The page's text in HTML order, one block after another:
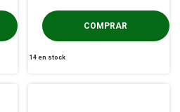
14 en stock